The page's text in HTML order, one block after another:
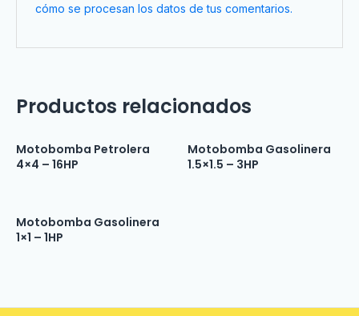
cómo se procesan los datos de tus comentarios.
Productos relacionados
Motobomba Petrolera
4×4 – 16HP
Motobomba Gasolinera
1.5×1.5 – 3HP
Motobomba Gasolinera
1×1 – 1HP